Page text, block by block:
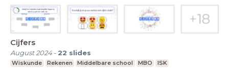
Cijfers
August 2024- 22 slides
Wiskunde Rekenen Middelbare school MBO ISK